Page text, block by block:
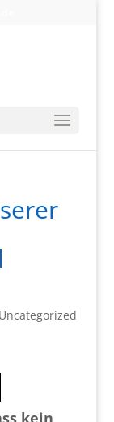
Uncategorized
kein